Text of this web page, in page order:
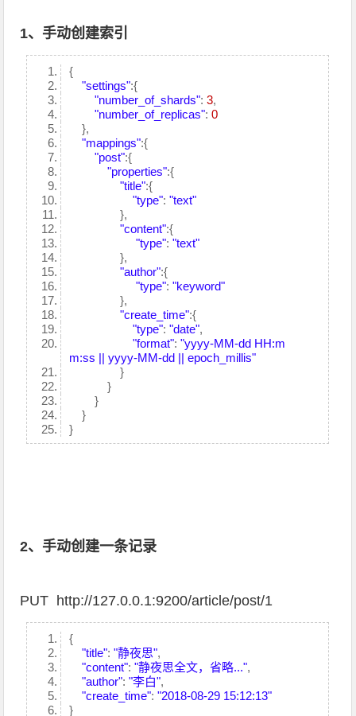
1、手动创建索引
{
"settings":{
"number_of_shards":3,
"number_of_replicas":0
},
"mappings":{
"post":{
"properties":{
"title":{
"type":"text"
},
"content":{
"type":"text"
},
"author":{
"type":"keyword"
},
"create_time":{
"type":"date",
"format":"yyyy-MM-dd HH:m
m:ss || yyyy-MM-dd || epoch_millis"
}
}
}
}
}
2、手动创建一条记录
PUT http://127.0.0.1:9200/article/post/1
{
"title":"静夜思",
"content":"静夜思全文，省略...",
"author":"李白",
"create_time":"2018-08-29 15:12:13"
}